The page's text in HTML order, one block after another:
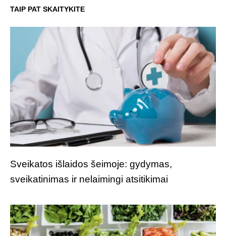
TAIP PAT SKAITYKITE
Sveikatos išlaidos šeimoje: gydymas,
sveikatinimas ir nelaimingi atsitikimai